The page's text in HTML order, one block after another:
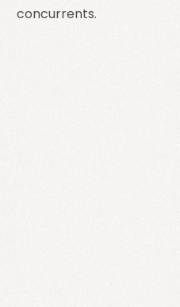
concurrents.